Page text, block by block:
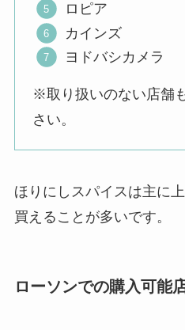
ロピア
カインズ
ヨドバシカメラ
※取り扱いのない店舗
さい。
ほりにしスパイスは主に
買えることが多いです。
ローソンでの購入可能